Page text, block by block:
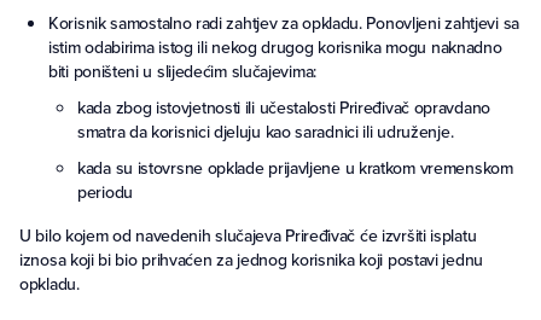
Korisnik samostalno radi zahtjev za opkladu. Ponovljeni zahtjevi sa
istim odabirima istog ili nekog drugog korisnika mogu naknadno
biti poništeni u slijedećim slučajevima:
kada zbog istovjetnosti ili učestalosti Priređivač opravdano
smatra da korisnici djeluju kao saradnici ili udruženje.
kada su istovrsne opklade prijavljene u kratkom vremenskom
periodu
U bilo kojem od navedenih slučajeva Priređivač će izvršiti isplatu
iznosa koji bi bio prihvaćen za jednog korisnika koji postavi jednu
opkladu.